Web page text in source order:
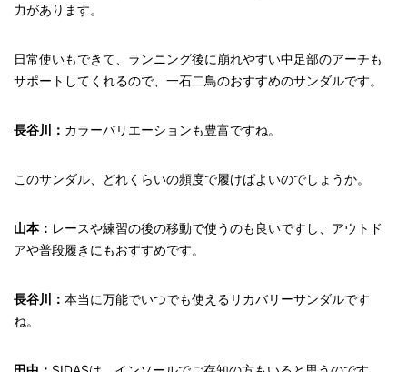
力があります。
日常使いもできて、ランニング後に崩れやすい中足部のアーチも
サポートしてくれるので、一石二鳥のおすすめのサンダルです。
長谷川： カラーバリエーションも豊富ですね。
このサンダル、どれくらいの頻度で履けばよいのでしょうか。
山本： レースや練習の後の移動で使うのも良いですし、アウトド
アや普段履きにもおすすめです。
長谷川： 本当に万能でいつでも使えるリカバリーサンダルです
ね。